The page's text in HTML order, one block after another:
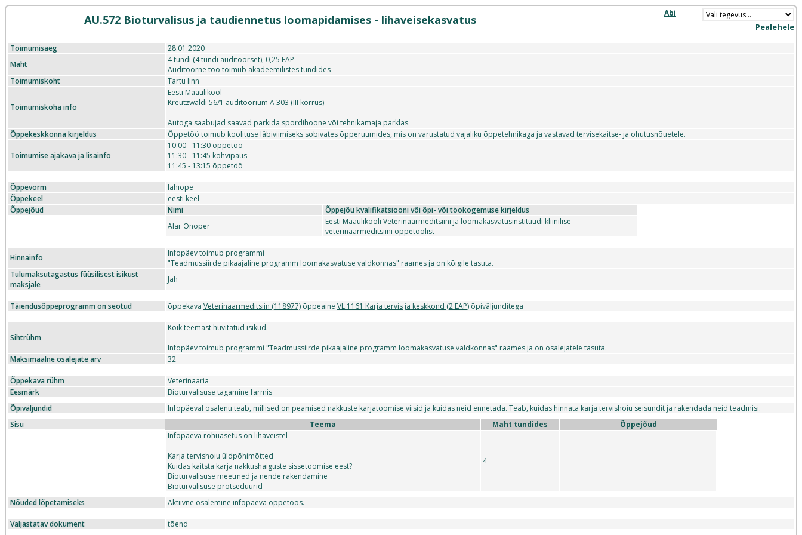
AU.572 Bioturvalisus ja taudiennetus loomapidamises - lihaveisekasvatus Abi
Pealehele
Toimumisaeg
28.01.2020
Maht
4 tundi (4 tundi auditoorset), 0,25 EAP
Auditoorne töö toimub akadeemilistes tundides
Toimumiskoht
Tartu linn
Toimumiskoha info
Eesti Maaülikool
Kreutzwaldi 56/1 auditoorium A 303 (III korrus)
Autoga saabujad saavad parkida spordihoone või tehnikamaja parklas.
Õppekeskkonna kirjeldus
Õppetöö toimub koolituse läbiviimiseks sobivates õpperuumides, mis on varustatud vajaliku õppetehnikaga ja vastavad tervisekaitse- ja ohutusnõuetele.
Toimumise ajakava ja lisainfo
10:00 - 11:30 õppetöö
11:30 - 11:45 kohvipaus
11:45 - 13:15 õppetöö
Õppevorm
lähiõpe
Õppekeel
eesti keel
Õppejõud
Nimi
Õppejõu kvalifikatsiooni või õpi- või töökogemuse kirjeldus
Alar Onoper
Eesti Maaülikooli Veterinaarmeditsiini ja loomakasvatusinstituudi kliinilise
veterinaarmeditsiini õppetoolist
Hinnainfo
Infopäev toimub programmi
"Teadmussiirde pikaajaline programm loomakasvatuse valdkonnas" raames ja on kõigile tasuta.
Tulumaksutagastus füüsilisest isikust
maksjale
Jah
Täiendusõppeprogramm on seotud õppekava Veterinaarmeditsiin (118977) õppeaine VL.1161 Karja tervis ja keskkond (2 EAP) õpiväljunditega
Sihtrühm
Kõik teemast huvitatud isikud.
Infopäev toimub programmi "Teadmussiirde pikaajaline programm loomakasvatuse valdkonnas" raames ja on osalejatele tasuta.
Maksimaalne osalejate arv
32
Õppekava rühm
Veterinaaria
Eesmärk
Bioturvalisuse tagamine farmis
Õpiväljundid
Infopäeval osalenu teab, millised on peamised nakkuste karjatoomise viisid ja kuidas neid ennetada. Teab, kuidas hinnata karja tervishoiu seisundit ja rakendada neid teadmisi.
Sisu
Teema Maht tundides
Õppejõud
Infopäeva rõhuasetus on lihaveistel
Karja tervishoiu üldpõhimõtted
Kuidas kaitsta karja nakkushaiguste sissetoomise eest?
Bioturvalisuse meetmed ja nende rakendamine
Bioturvalisuse protseduurid
4
Nõuded lõpetamiseks Aktiivne osalemine infopäeva õppetöös.
Väljastatav dokument tõend